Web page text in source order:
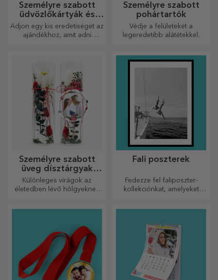
Személyre szabott
üdvözlőkártyák és
képeslapok
Adjon egy kis eredetiséget az
ajándékhoz, amit adni
üdvözlőkártyával.
Személyre szabott
pohártartók
Védje a felületeket a
legeredetibb alátétekkel.
Személyre szabott
üveg dísztárgyak
konzervált virágokkal
Különleges virágok az
életedben lévő hölgyeknek
Fali poszterek
Fedezze fel faliposzter-
kollekciónkat, amelyeket
Modern dizájn, élénk színek
és prémium minőség –
tökéletesek ahhoz, hogy
személyiséget adjanak
otthonának, irodájának vagy
stúdiójának.